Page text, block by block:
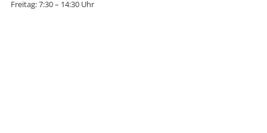
Freitag: 7:30 – 14:30 Uhr